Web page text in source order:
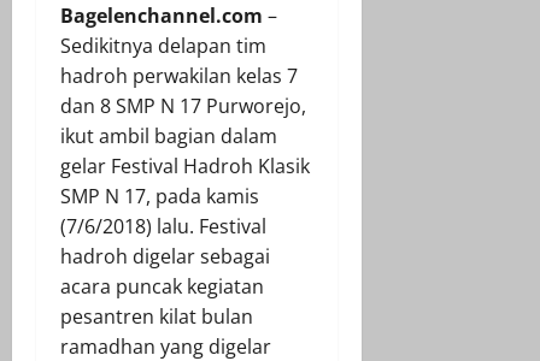
Bagelenchannel.com –
Sedikitnya delapan tim
hadroh perwakilan kelas 7
dan 8 SMP N 17 Purworejo,
ikut ambil bagian dalam
gelar Festival Hadroh Klasik
SMP N 17, pada kamis
(7/6/2018) lalu. Festival
hadroh digelar sebagai
acara puncak kegiatan
pesantren kilat bulan
ramadhan yang digelar